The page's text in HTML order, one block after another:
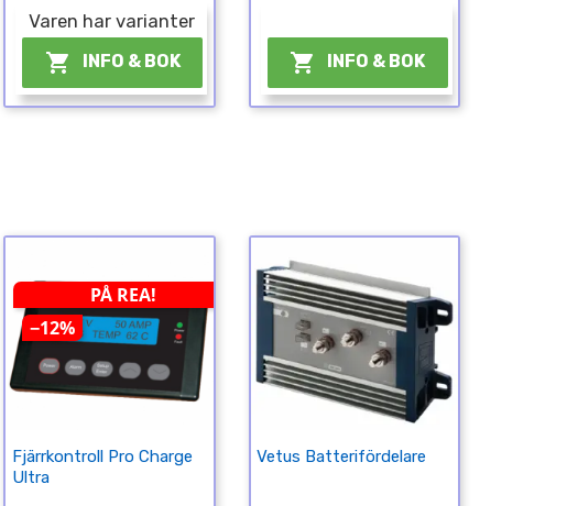
Varen har varianter
 INFO & BOK  INFO & BOK
PÅ REA!
−12%
Fjärrkontroll Pro Charge
Ultra
Vetus Batterifördelare